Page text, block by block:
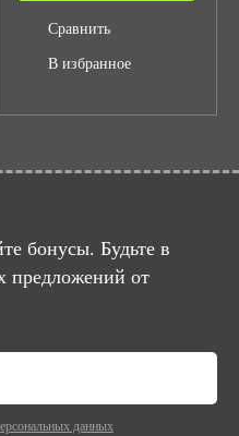
Сравнить
В избранное
бонусы. Будьте в
предложений от
данных